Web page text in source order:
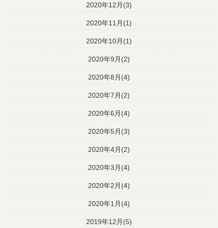
2020年12月(3)
2020年11月(1)
2020年10月(1)
2020年9月(2)
2020年8月(4)
2020年7月(2)
2020年6月(4)
2020年5月(3)
2020年4月(2)
2020年3月(4)
2020年2月(4)
2020年1月(4)
2019年12月(5)